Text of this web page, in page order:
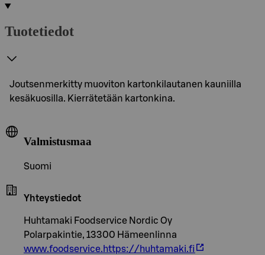
Tuotetiedot
Joutsenmerkitty muoviton kartonkilautanen kauniilla
kesäkuosilla. Kierrätetään kartonkina.
Valmistusmaa
Suomi
Yhteystiedot
Huhtamaki Foodservice Nordic Oy
Polarpakintie, 13300 Hämeenlinna
www.foodservice.https://huhtamaki.fi